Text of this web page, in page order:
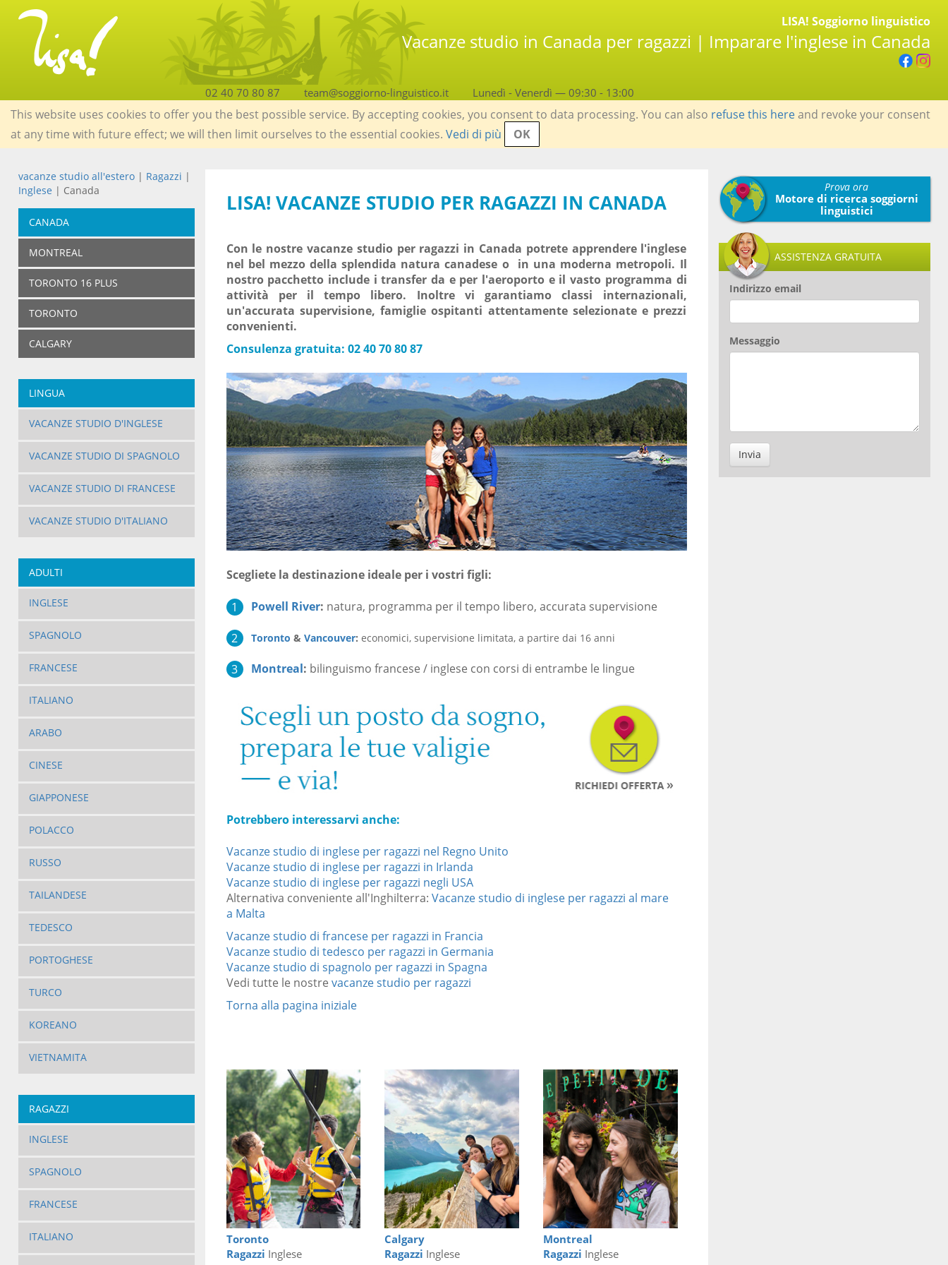
LISA! Soggiorno linguistico
Vacanze studio in Canada per ragazzi | Imparare l'inglese in Canada
02 40 70 80 87 team@soggiorno-linguistico.it Lunedì - Venerdì — 09:30 - 13:00
This website uses cookies to offer you the best possible service. By accepting cookies, you consent to data processing. You can also refuse this hereand revoke your consent
at any time with future effect; we will then limit ourselves to the essential cookies. Vedi di più OK
vacanze studio all'estero| Ragazzi |
Inglese | Canada
CANADA
MONTREAL
TORONTO 16 PLUS
TORONTO
CALGARY
LINGUA
VACANZE STUDIO D'INGLESE
VACANZE STUDIO DI SPAGNOLO
VACANZE STUDIO DI FRANCESE
VACANZE STUDIO D'ITALIANO
ADULTI
INGLESE
SPAGNOLO
FRANCESE
ITALIANO
ARABO
CINESE
GIAPPONESE
POLACCO
RUSSO
TAILANDESE
TEDESCO
PORTOGHESE
TURCO
KOREANO
VIETNAMITA
RAGAZZI
INGLESE
SPAGNOLO
FRANCESE
ITALIANO
LISA! VACANZE STUDIO PER RAGAZZI IN CANADA
Con le nostre vacanze studio per ragazzi in Canada potrete apprendere l'inglese
nel bel mezzo della splendida natura canadese o in una moderna metropoli. Il
nostro pacchetto include i transfer da e per l'aeroporto e il vasto programma di
attività per il tempo libero. Inoltre vi garantiamo classi internazionali,
un'accurata supervisione, famiglie ospitanti attentamente selezionate e prezzi
convenienti.
Consulenza gratuita: 02 40 70 80 87
Scegliete la destinazione ideale per i vostri figli:
Powell River: natura, programma per il tempo libero, accurata supervisione
Toronto & Vancouver: economici, supervisione limitata, a partire dai 16 anni
Montreal: bilinguismo francese / inglese con corsi di entrambe le lingue
Potrebbero interessarvi anche:
Vacanze studio di inglese per ragazzi nel Regno Unito
Vacanze studio di inglese per ragazzi in Irlanda
Vacanze studio di inglese per ragazzi negli USA
Alternativa conveniente all'Inghilterra: Vacanze studio di inglese per ragazzi al mare
a Malta
Vacanze studio di francese per ragazzi in Francia
Vacanze studio di tedesco per ragazzi in Germania
Vacanze studio di spagnolo per ragazzi in Spagna
Vedi tutte le nostre vacanze studio per ragazzi
Torna alla pagina iniziale
Toronto
Ragazzi Inglese
Calgary
Ragazzi Inglese
Montreal
Ragazzi Inglese
Prova ora
Motore di ricerca soggiorni
linguistici
ASSISTENZA GRATUITA
Indirizzo email
Messaggio
Invia